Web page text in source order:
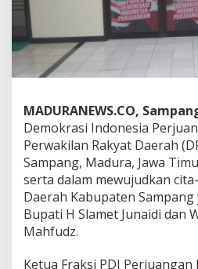
MADURANEWS.CO,
Demokrasi Indonesia
Perwakilan Rakyat Daerah
Sampang, Madura, Jawa
serta dalam mewujudkan
Daerah Kabupaten
Bupati H Slamet Junaidi dan
Mahfudz.
Ketua Fraksi PDI Perjuangan